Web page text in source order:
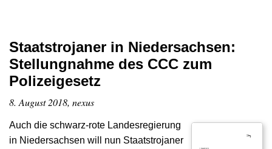
Staatstrojaner in Niedersachsen:
Stellungnahme des CCC zum
Polizeigesetz
8. August 2018, nexus
Auch die schwarz-rote Landesregierung
in Niedersachsen will nun Staatstrojaner